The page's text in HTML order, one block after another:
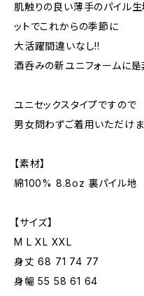
肌触りの良い薄手のパイル生
ットでこれからの季節に
大活躍間違いなし!!
酒呑みの新ユニフォームに是
ユニセックスタイプですので
男女問わずご着用いただけ
【素材】
綿100% 8.8oz 裏パイル地
【サイズ】
M L XL XXL
身丈 68 71 74 77
身幅 55 58 61 64